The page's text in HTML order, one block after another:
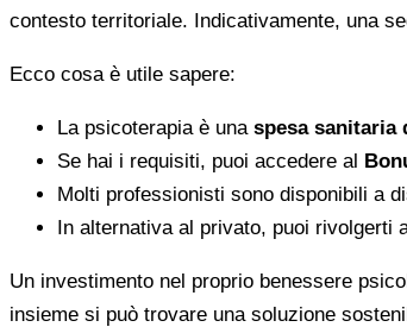
contesto territoriale. Indicativamente, una
Ecco cosa è utile sapere:
La psicoterapia è una spesa sanitaria
Se hai i requisiti, puoi accedere al
Molti professionisti sono disponibili a
In alternativa al privato, puoi rivolgerti
Un investimento nel proprio benessere
insieme si può trovare una soluzione